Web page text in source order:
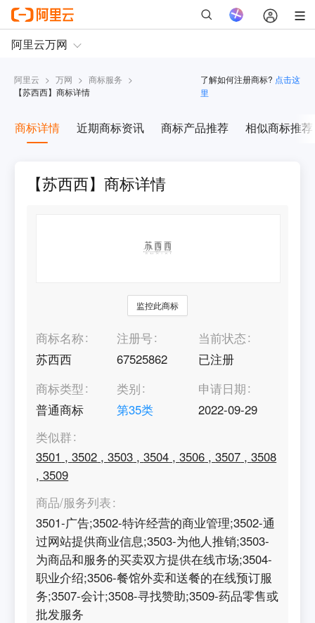
阿里云 > 万网 > 商标服务 >
【苏西西】商标详情
了解如何注册商标? 点击这
里
商标详情 近期商标资讯 商标产品推荐 相似商标推荐
【苏西西】商标详情
监控此商标
商标名称
苏西西
注册号
67525862
当前状态
已注册
商标类型
普通商标
类别
第35类
申请日期
2022-09-29
类似群
3501 ,3502 ,3503 ,3504 ,3506 ,3507 ,3508
,3509
商品/服务列表
3501-广告;3502-特许经营的商业管理;3502-通
过网站提供商业信息;3503-为他人推销;3503-
为商品和服务的买卖双方提供在线市场;3504-
职业介绍;3506-餐馆外卖和送餐的在线预订服
务;3507-会计;3508-寻找赞助;3509-药品零售或
批发服务